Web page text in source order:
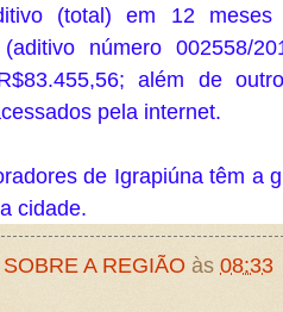
(total) em 12 meses
(aditivo número 002558/
além de
pela internet.
de Igrapiúna têm a
cidade.
SOBRE A REGIÃO às 08:33